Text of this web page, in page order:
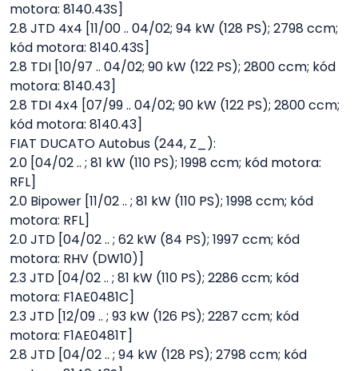
motora: 8140.43S]
2.8 JTD 4x4 [11/00 .. 04/02; 94 kW (128 PS); 2798 ccm;
kód motora: 8140.43S]
2.8 TDI [10/97 .. 04/02; 90 kW (122 PS); 2800 ccm; kód
motora: 8140.43]
2.8 TDI 4x4 [07/99 .. 04/02; 90 kW (122 PS); 2800 ccm;
kód motora: 8140.43]
FIAT DUCATO Autobus (244, Z_):
2.0 [04/02 .. ; 81 kW (110 PS); 1998 ccm; kód motora:
RFL]
2.0 Bipower [11/02 .. ; 81 kW (110 PS); 1998 ccm; kód
motora: RFL]
2.0 JTD [04/02 .. ; 62 kW (84 PS); 1997 ccm; kód
motora: RHV (DW10)]
2.3 JTD [04/02 .. ; 81 kW (110 PS); 2286 ccm; kód
motora: F1AE0481C]
2.3 JTD [12/09 .. ; 93 kW (126 PS); 2287 ccm; kód
motora: F1AE0481T]
2.8 JTD [04/02 .. ; 94 kW (128 PS); 2798 ccm; kód